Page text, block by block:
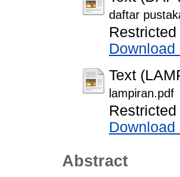
daftar
Download
Text
lampiran.pdf
Download
Abstract